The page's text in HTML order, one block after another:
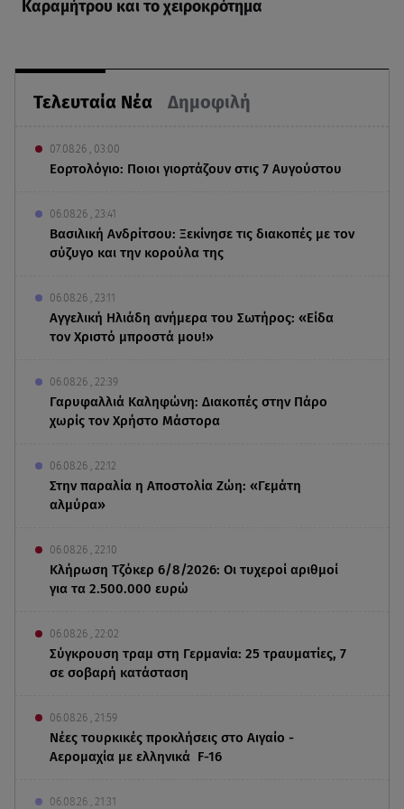
Τελευταία Νέα Δημοφιλή
07.08.26 , 03:00
Εορτολόγιο: Ποιοι γιορτάζουν στις 7 Αυγούστου
06.08.26 , 23:41
Βασιλική Ανδρίτσου: Ξεκίνησε τις διακοπές με τον
σύζυγο και την κορούλα της
06.08.26 , 23:11
Αγγελική Ηλιάδη ανήμερα του Σωτήρος: «Είδα
τον Χριστό μπροστά μου!»
06.08.26 , 22:39
Γαρυφαλλιά Καληφώνη: Διακοπές στην Πάρο
χωρίς τον Χρήστο Μάστορα
06.08.26 , 22:12
Στην παραλία η Αποστολία Ζώη: «Γεμάτη
αλμύρα»
06.08.26 , 22:10
Κλήρωση Τζόκερ 6/8/2026: Οι τυχεροί αριθμοί
για τα 2.500.000 ευρώ
06.08.26 , 22:02
Σύγκρουση τραμ στη Γερμανία: 25 τραυματίες, 7
σε σοβαρή κατάσταση
06.08.26 , 21:59
Νέες τουρκικές προκλήσεις στο Αιγαίο -
Αερομαχία με ελληνικά F-16
06.08.26 , 21:31
Καραμήτρου και το χειροκρότημα